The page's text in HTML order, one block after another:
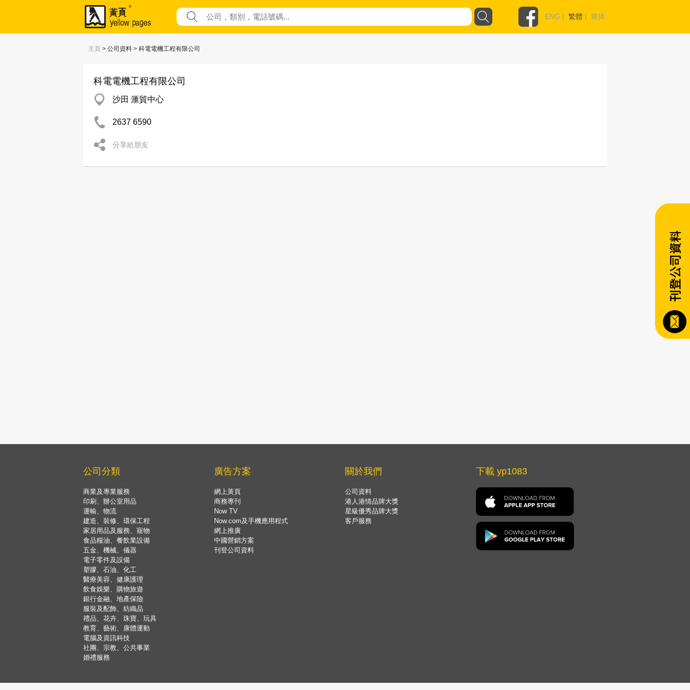
ENG | 繁體 | 简体
主頁 > 公司資料 > 科電電機工程有限公司
科電電機工程有限公司
沙田 滙貿中心
2637 6590
分享給朋友
公司分類
商業及專業服務
印刷、辦公室用品
運輸、物流
建造、裝修、環保工程
家居用品及服務、寵物
食品糧油、餐飲業設備
五金、機械、儀器
電子零件及設備
塑膠、石油、化工
醫療美容、健康護理
飲食娛樂、購物旅遊
銀行金融、地產保險
服裝及配飾、紡織品
禮品、花卉、珠寶、玩具
教育、藝術、康體運動
電腦及資訊科技
社團、宗教、公共事業
婚禮服務
廣告方案
網上黃頁
商務專刊
Now TV
Now.com及手機應用程式
網上推廣
中國營銷方案
刊登公司資料
關於我們
公司資料
港人港情品牌大獎
星級優秀品牌大獎
客戶服務
下載 yp1083